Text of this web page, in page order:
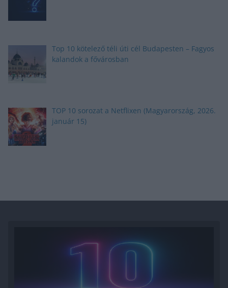
Top 10 kötelező téli úti cél Budapesten – Fagyos
kalandok a fővárosban
TOP 10 sorozat a Netflixen (Magyarország, 2026.
január 15)